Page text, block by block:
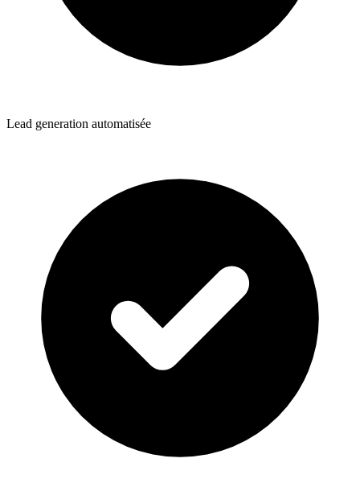
Lead generation automatisée